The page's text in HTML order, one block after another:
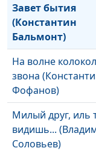
Завет бытия
(Константин
Бальмонт)
На волне
звона
Фофанов)
Милый друг, иль
видишь...
Соловьев)